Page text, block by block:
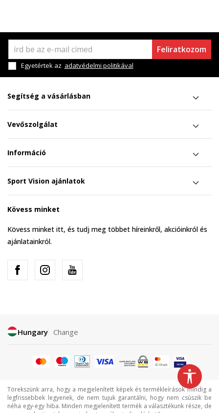
Feliratkozom
Egyetértek az adatvédelmi politikával
Segítség a vásárlásban
Vevőszolgálat
Információ
Sport Vision ajánlatok
Kövess minket
Kövess minket itt, és tudj meg többet híreinkről, akcióinkról és
ajánlatainkról.
Hungary Change
Törekszünk arra, hogy a megjelenített képek és termékleírások mindig a
legfrissebbek legyenek, de nem tujuk garantálni, hogy nem csúszik be
néha egy-egy hiba. Minden megjelenített termék a választékunk része, de